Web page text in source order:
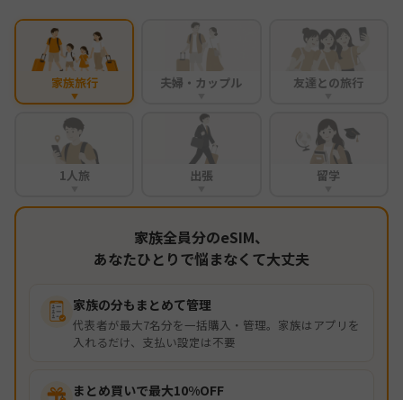
家族旅行
▼
夫婦・カップル 友達との旅行
1人旅 出張 留学
家族全員分のeSIM、
あなたひとりで悩まなくて大丈夫
家族の分もまとめて管理
代表者が最大7名分を一括購入・管理。家族はアプリを
入れるだけ、支払い設定は不要
まとめ買いで最大10%OFF